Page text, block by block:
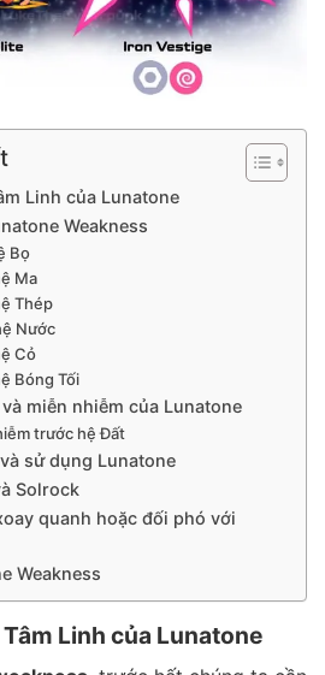
Linh của Lunatone
Weakness
Bọ
Ma
Thép
Nước
Cỏ
Bóng Tối
miễn nhiễm của Lunatone
trước hệ Đất
sử dụng Lunatone
Solrock
quanh hoặc đối phó với
Weakness
Linh của Lunatone